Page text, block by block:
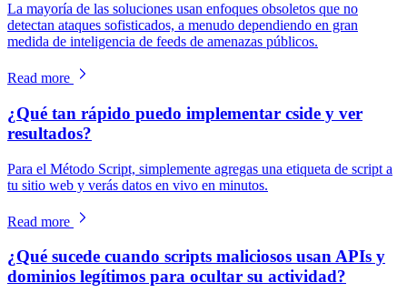
La mayoría de las soluciones usan enfoques obsoletos que no
detectan ataques sofisticados, a menudo dependiendo en gran
medida de inteligencia de feeds de amenazas públicos.
Read more
¿Qué tan rápido puedo implementar cside y ver
resultados?
Para el Método Script, simplemente agregas una etiqueta de script a
tu sitio web y verás datos en vivo en minutos.
Read more
¿Qué sucede cuando scripts maliciosos usan APIs y
dominios legítimos para ocultar su actividad?